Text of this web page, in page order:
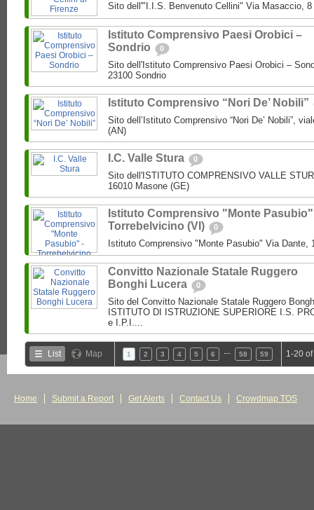
Sito dell'"I.I.S. Benvenuto Cellini" Via Masaccio, 8
Istituto Comprensivo Paesi Orobici –
Sondrio
0
Sito dell'Istituto Comprensivo Paesi Orobici –
23100 Sondrio
Istituto Comprensivo “Nori De’ Nobili”
Sito dell’Istituto Comprensivo “Nori De’ Nobili”,
(AN)
I.C. Valle Stura 0
Sito dell'ISTITUTO COMPRENSIVO VALLE
16010 Masone (GE)
Istituto Comprensivo "Monte
Torrebelvicino (VI)
0
Istituto Comprensivo "Monte Pasubio" Via Dante,
Convitto Nazionale Statale Ruggero
Bonghi Lucera
0
Sito del Convitto Nazionale Statale Ruggero
ISTITUTO DI ISTRUZIONE SUPERIORE I.S.
e I.P.I....
List Map 1 2 3 4 5 6 58 59 1-20
Home Submit a Report Get Alerts Contact Us Crowdmap TOS